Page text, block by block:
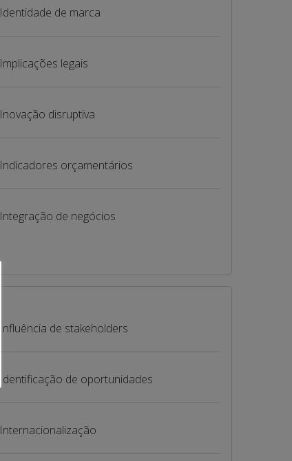
Identidade de marca
Implicações legais
Inovação disruptiva
Indicadores orçamentários
Integração de negócios
Influência de stakeholders
Identificação de oportunidades
Internacionalização